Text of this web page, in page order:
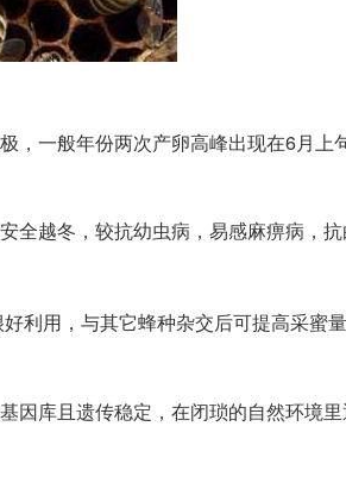
，一般年份两次产卵高峰出现在6月上
全越冬，较抗幼虫病，易感麻痹病，
利用，与其它蜂种杂交后可提高采蜜
因库且遗传稳定，在闭琐的自然环境